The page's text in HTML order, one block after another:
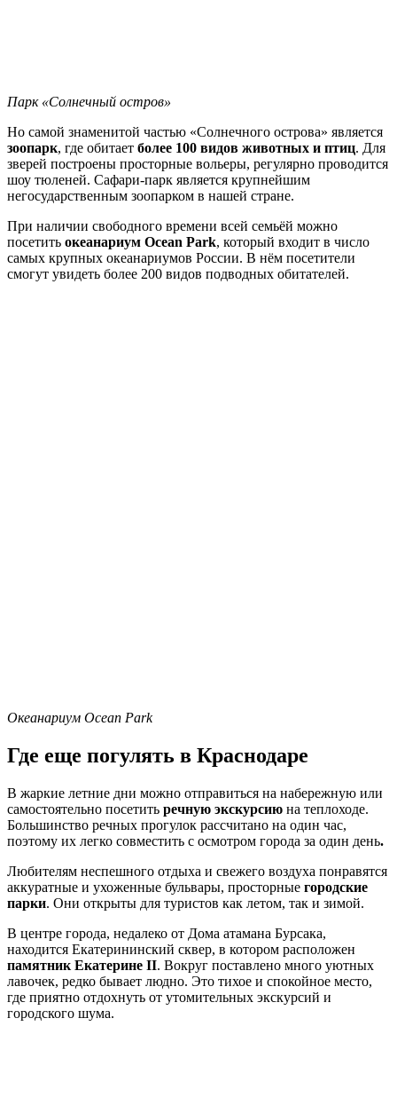
Парк «Солнечный остров»
Но самой знаменитой частью «Солнечного острова» является
зоопарк, где обитает более 100 видов животных и птиц. Для
зверей построены просторные вольеры, регулярно проводится
шоу тюленей. Сафари-парк является крупнейшим
негосударственным зоопарком в нашей стране.
При наличии свободного времени всей семьёй можно
посетить океанариум Ocean Park, который входит в число
самых крупных океанариумов России. В нём посетители
смогут увидеть более 200 видов подводных обитателей.
Океанариум Ocean Park
Где еще погулять в Краснодаре
В жаркие летние дни можно отправиться на набережную или
самостоятельно посетить речную экскурсию на теплоходе.
Большинство речных прогулок рассчитано на один час,
поэтому их легко совместить с осмотром города за один день.
Любителям неспешного отдыха и свежего воздуха понравятся
аккуратные и ухоженные бульвары, просторные городские
парки. Они открыты для туристов как летом, так и зимой.
В центре города, недалеко от Дома атамана Бурсака,
находится Екатерининский сквер, в котором расположен
памятник Екатерине II. Вокруг поставлено много уютных
лавочек, редко бывает людно. Это тихое и спокойное место,
где приятно отдохнуть от утомительных экскурсий и
городского шума.